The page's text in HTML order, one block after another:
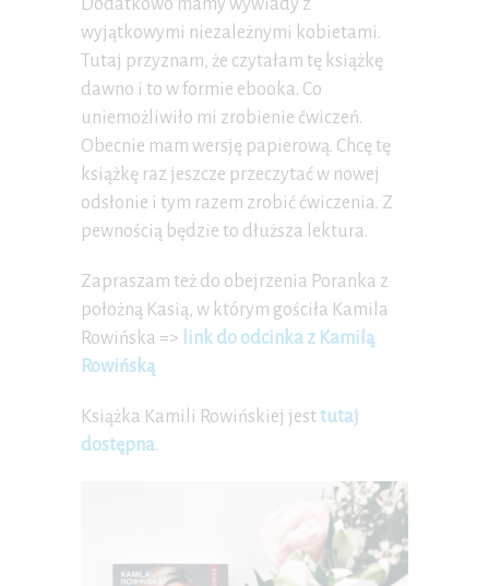
Dodatkowo mamy wywiady z
wyjątkowymi niezależnymi kobietami.
Tutaj przyznam, że czytałam tę książkę
dawno i to w formie ebooka. Co
uniemożliwiło mi zrobienie ćwiczeń.
Obecnie mam wersję papierową. Chcę tę
książkę raz jeszcze przeczytać w nowej
odsłonie i tym razem zrobić ćwiczenia. Z
pewnością będzie to dłuższa lektura.
Zapraszam też do obejrzenia Poranka z
położną Kasią, w którym gościła Kamila
Rowińska =>
link do odcinka z Kamilą
Rowińską
Książka Kamili Rowińskiej jest tutaj
dostępna.